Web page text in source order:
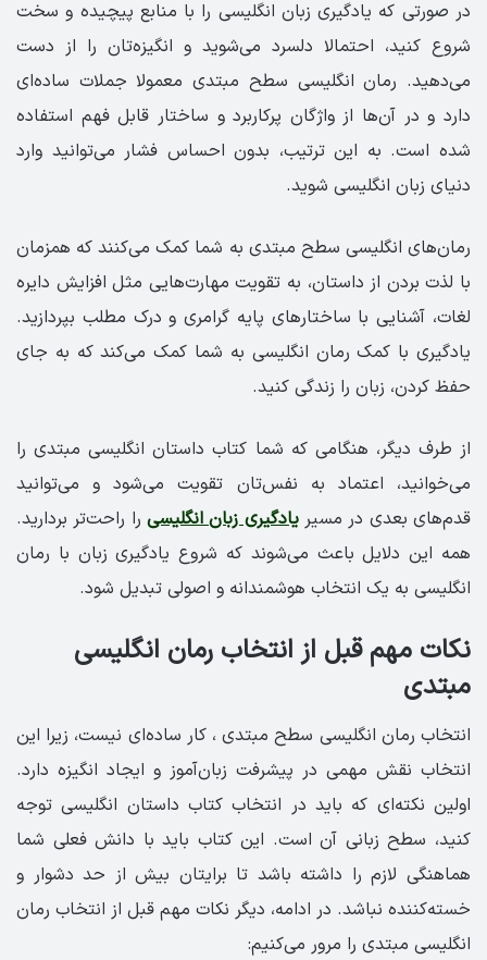
در صورتی که یادگیری زبان انگلیسی را با منابع پیچیده و سخت
شروع کنید، احتمالا دلسرد می‌شوید و انگیزه‌تان را از دست
می‌دهید. رمان انگلیسی سطح مبتدی معمولا جملات ساده‌ای
دارد و در آن‌ها از واژگان پرکاربرد و ساختار قابل فهم استفاده
شده است. به این ترتیب، بدون احساس فشار می‌توانید وارد
دنیای زبان انگلیسی شوید.
رمان‌های انگلیسی سطح مبتدی به شما کمک می‌کنند که همزمان
با لذت بردن از داستان، به تقویت مهارت‌هایی مثل افزایش دایره
لغات، آشنایی با ساختارهای پایه گرامری و درک مطلب بپردازید.
یادگیری با کمک رمان انگلیسی به شما کمک می‌کند که به جای
حفظ کردن، زبان را زندگی کنید.
از طرف دیگر، هنگامی که شما کتاب داستان انگلیسی مبتدی را
می‌خوانید، اعتماد به نفس‌تان تقویت می‌شود و می‌توانید
قدم‌های بعدی در مسیریادگیری زبان انگلیسی را راحت‌تر بردارید.
همه این دلایل باعث می‌شوند که شروع یادگیری زبان با رمان
انگلیسی به یک انتخاب هوشمندانه و اصولی تبدیل شود.
نکات مهم قبل از انتخاب رمان انگلیسی
مبتدی
انتخاب رمان انگلیسی سطح مبتدی ، کار ساده‌ای نیست، زیرا این
انتخاب نقش مهمی در پیشرفت زبان‌آموز و ایجاد انگیزه دارد.
اولین نکته‌ای که باید در انتخاب کتاب داستان انگلیسی توجه
کنید، سطح زبانی آن است. این کتاب باید با دانش فعلی شما
هماهنگی لازم را داشته باشد تا برایتان بیش از حد دشوار و
خسته‌کننده نباشد. در ادامه، دیگر نکات مهم قبل از انتخاب رمان
انگلیسی مبتدی را مرور می‌کنیم: